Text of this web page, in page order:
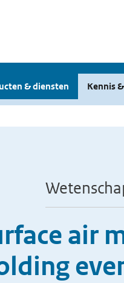
& diensten Kennis
air